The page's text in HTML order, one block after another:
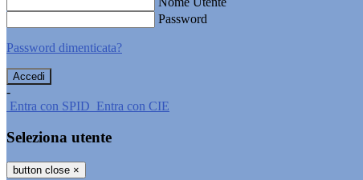
Password
Password dimenticata?
-
Entra con SPID Entra con CIE
Seleziona utente
button close ×